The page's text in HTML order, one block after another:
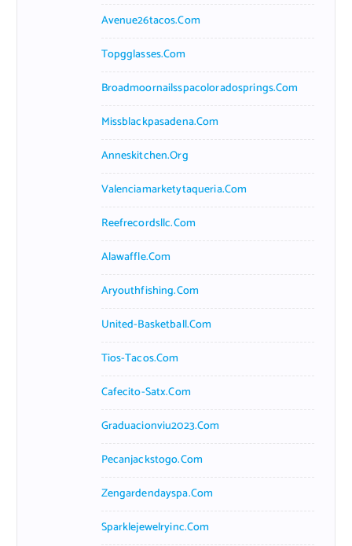
Avenue26tacos.com
Topgglasses.com
Broadmoornailsspacoloradosprings.com
Missblackpasadena.com
Anneskitchen.org
Valenciamarketytaqueria.com
Reefrecordsllc.com
Alawaffle.com
Aryouthfishing.com
United-Basketball.com
Tios-Tacos.com
Cafecito-Satx.com
Graduacionviu2023.com
Pecanjackstogo.com
Zengardendayspa.com
Sparklejewelryinc.com